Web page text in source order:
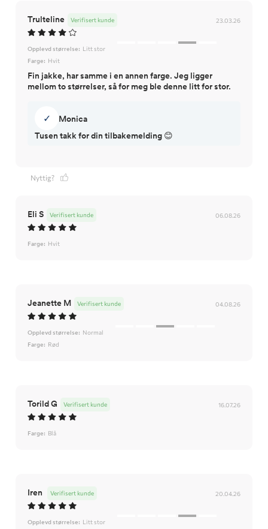
Trulteline 23.03.26
Verifisert kunde
Opplevd størrelse: Litt stor
Farge: Hvit
Fin jakke, har samme i en annen farge. Jeg ligger
mellom to størrelser, så for meg ble denne litt for stor.
✓
Monica
Tusen takk for din tilbakemelding 😊
Nyttig?
Eli S 06.08.26
Verifisert kunde
Farge: Hvit
Jeanette M 04.08.26
Verifisert kunde
Opplevd størrelse: Normal
Farge: Rød
Torild G 16.07.26
Verifisert kunde
Farge: Blå
Iren 20.04.26
Verifisert kunde
Opplevd størrelse: Litt stor